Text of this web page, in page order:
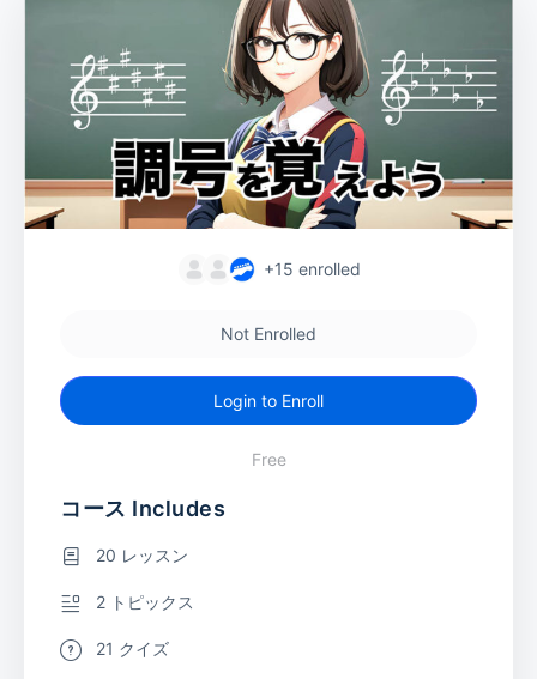
+15 enrolled
Not Enrolled
Login to Enroll
Free
コース Includes
20 レッスン
2 トピックス
21 クイズ